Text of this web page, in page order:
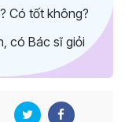
Có tốt không?
có Bác sĩ giỏi